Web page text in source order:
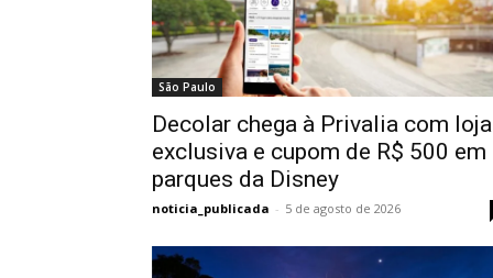
São Paulo
Decolar chega à Privalia com loja
exclusiva e cupom de R$ 500 em
parques da Disney
noticia_publicada - 5 de agosto de 2026